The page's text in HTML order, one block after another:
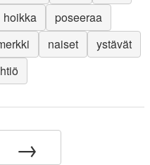
hoikka
poseeraa
naiset
ystävät
→